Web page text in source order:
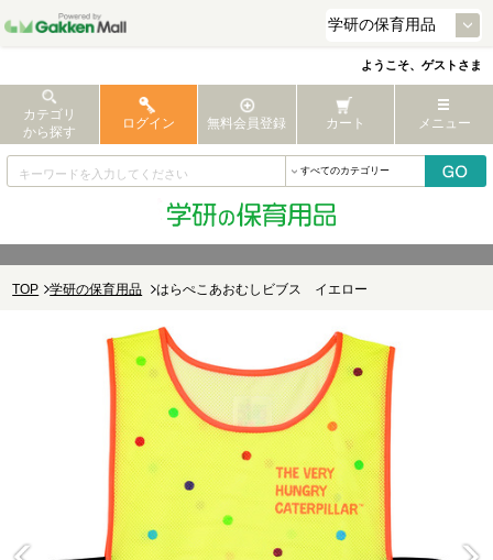
ようこそ、ゲストさま
カテゴリ
から探す
ログイン 無料会員登録 カート メニュー
TOP 学研の保育用品 はらぺこあおむしビブス イエロー